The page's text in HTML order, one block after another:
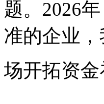
题。2026
准的企业
场开拓资金